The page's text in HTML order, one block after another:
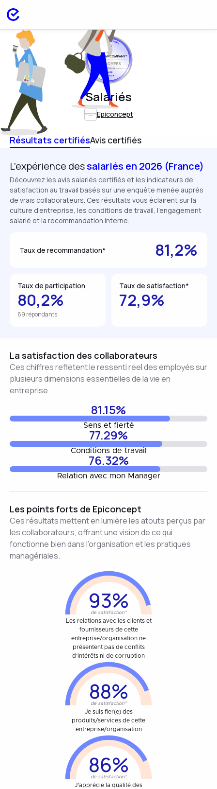
EMPLOYEES
FRANCE
APR 2026
Salariés
Epiconcept
Résultats certifiésAvis certifiés
L’expérience dessalariés en 2026 (France)
Découvrez les avis salariés certifiés et les indicateurs de
satisfaction au travail basés sur une enquête menée auprès
de vrais collaborateurs. Ces résultats vous éclairent sur la
culture d’entreprise, les conditions de travail, l’engagement
salarié et la recommandation interne.
Taux de recommandation* 81,2%
Taux de participation
80,2%
69 répondants
Taux de satisfaction*
72,9%
La satisfaction des collaborateurs
Ces chiffres reflètent le ressenti réel des employés sur
plusieurs dimensions essentielles de la vie en
entreprise.
81.15%
Sens et fierté
77.29%
Conditions de travail
76.32%
Relation avec mon Manager
Les points forts de Epiconcept
Ces résultats mettent en lumière les atouts perçus par
les collaborateurs, offrant une vision de ce qui
fonctionne bien dans l’organisation et les pratiques
managériales.
93%
de satisfaction*
Les relations avec les clients et
fournisseurs de cette
entreprise/organisation ne
présentent pas de conflits
d’intérêts ni de corruption
88%
de satisfaction*
Je suis fier(e) des
produits/services de cette
entreprise/organisation
86%
de satisfaction*
J’apprécie la qualité des